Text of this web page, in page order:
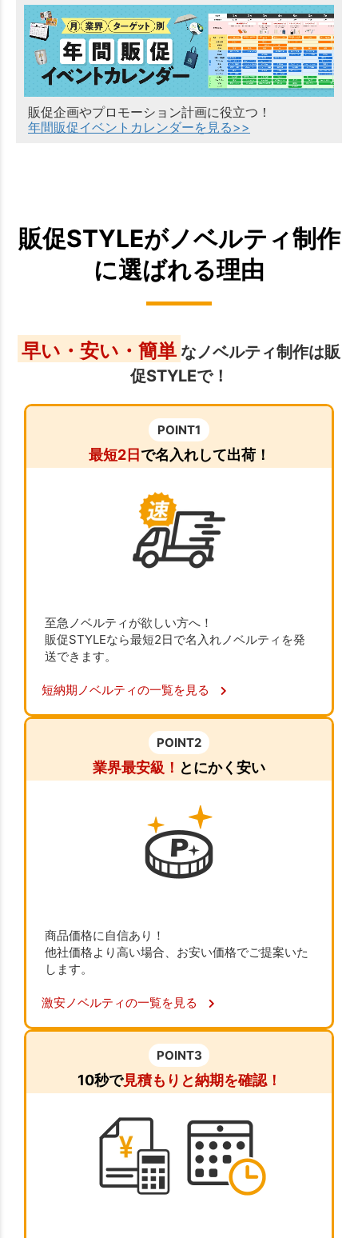
販促企画やプロモーション計画に役立つ！
年間販促イベントカレンダーを見る>>
販促STYLEがノベルティ制作
に選ばれる理由
早い・安い・簡単 なノベルティ制作は販
促STYLEで！
POINT1
最短2日で名入れして出荷！
至急ノベルティが欲しい方へ！
販促STYLEなら最短2日で名入れノベルティを発
送できます。
短納期ノベルティの一覧を見る
POINT2
業界最安級！ とにかく安い
商品価格に自信あり！
他社価格より高い場合、お安い価格でご提案いた
します。
激安ノベルティの一覧を見る
POINT3
10秒で見積もりと納期を確認！